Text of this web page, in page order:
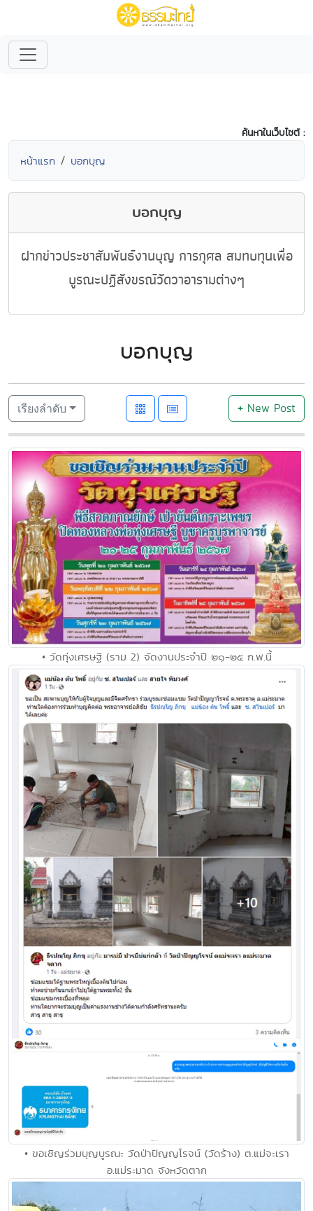
ค้นหาในเว็บไซต์ :
หน้าแรก บอกบุญ
บอกบุญ
ฝากข่าวประชาสัมพันธ์งานบุญ การกุศล สมทบทุนเพื่อ
บูรณะปฏิสังขรณ์วัดวาอารามต่างๆ
บอกบุญ
เรียงลำดับ +New Post
• วัดทุ่งเศรษฐี (ราม 2) จัดงานประจำปี ๒๑-๒๕ ก.พ.นี้
• ขอเชิญร่วมบุญบูรณะ วัดป่าปัญญโรจน์ (วัดร้าง) ต.แม่จะเรา
อ.แม่ระมาด จังหวัดตาก